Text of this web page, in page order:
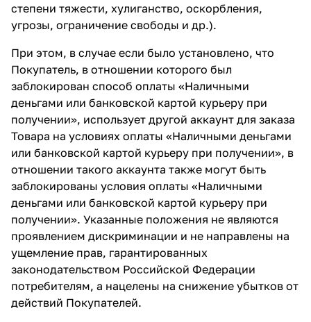
степени тяжести, хулиганство, оскорбления,
угрозы, ограничение свободы и др.).
При этом, в случае если было установлено, что
Покупатель, в отношении которого был
заблокирован способ оплаты «Наличными
деньгами или банковской картой курьеру при
получении», использует другой аккаунт для заказа
Товара на условиях оплаты «Наличными деньгами
или банковской картой курьеру при получении», в
отношении такого аккаунта также могут быть
заблокированы условия оплаты «Наличными
деньгами или банковской картой курьеру при
получении». Указанные положения не являются
проявлением дискриминации и не направлены на
ущемление прав, гарантированных
законодательством Российской Федерации
потребителям, а нацелены на снижение убытков от
действий Покупателей.